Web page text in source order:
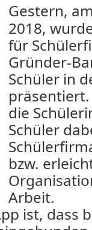
Gestern,
2018,
für
Gründer-
Schüler in
die
Schüler
bzw.
Arbeit.
ist, dass